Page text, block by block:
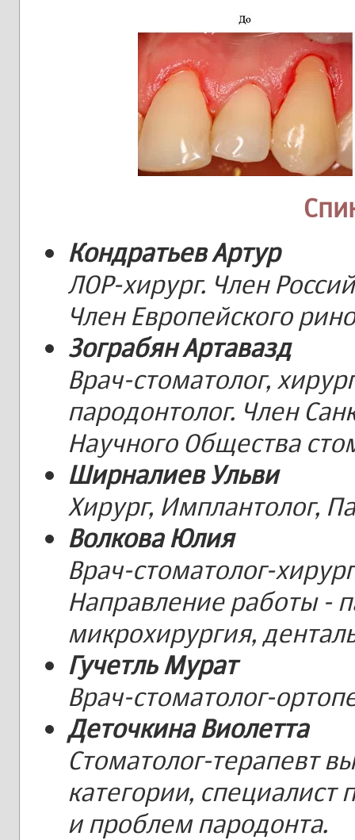
Кондратьев Артур
ЛОР-хирург. Член
Член Европейского
Зограбян Артавазд
Врач-стоматолог,
пародонтолог. Член
Научного Общества
Ширналиев Ульви
Хирург, Имплантолог,
Волкова Юлия
Врач-стоматолог-
Направление работы -
микрохирургия,
Гучетль Мурат
Врач-стоматолог-
Деточкина Виолетта
Стоматолог-терапевт
категории, специалист
и проблем пародонта.